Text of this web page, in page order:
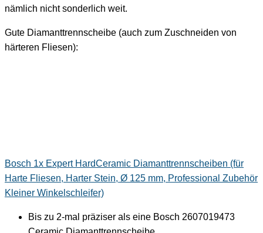
nämlich nicht sonderlich weit.
Gute Diamanttrennscheibe (auch zum Zuschneiden von
härteren Fliesen):
Bosch 1x Expert HardCeramic Diamanttrennscheiben (für
Harte Fliesen, Harter Stein, Ø 125 mm, Professional Zubehör
Kleiner Winkelschleifer)
Bis zu 2-mal präziser als eine Bosch 2607019473